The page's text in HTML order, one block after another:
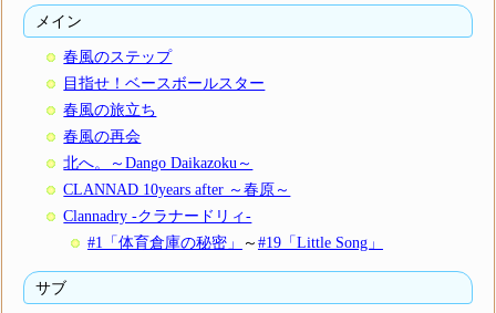
メイン
春風のステップ
目指せ！ベースボールスター
春風の旅立ち
春風の再会
北へ。～Dango Daikazoku～
CLANNAD 10years after ～春原～
Clannadry -クラナードリィ-
#1「体育倉庫の秘密」
～#19「Little Song」
サブ